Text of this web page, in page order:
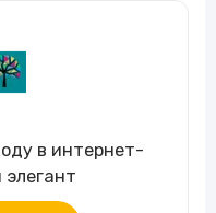
в интернет-